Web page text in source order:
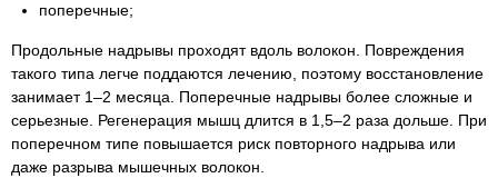
поперечные;
Продольные надрывы проходят вдоль волокон. Повреждения
такого типа легче поддаются лечению, поэтому восстановление
занимает 1–2 месяца. Поперечные надрывы более сложные и
серьезные. Регенерация мышц длится в 1,5–2 раза дольше. При
поперечном типе повышается риск повторного надрыва или
даже разрыва мышечных волокон.